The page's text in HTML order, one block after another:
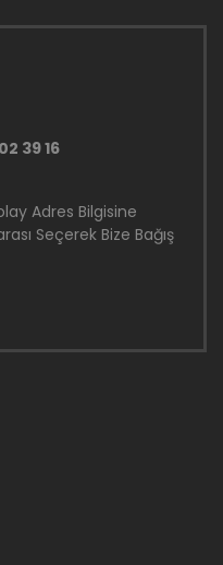
39 16
Adres Bilgisine
Seçerek Bize Bağış